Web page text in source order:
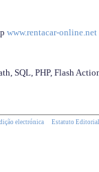
www.rentacar-online.net
SQL, PHP, Flash
electrónica Estatuto Editorial